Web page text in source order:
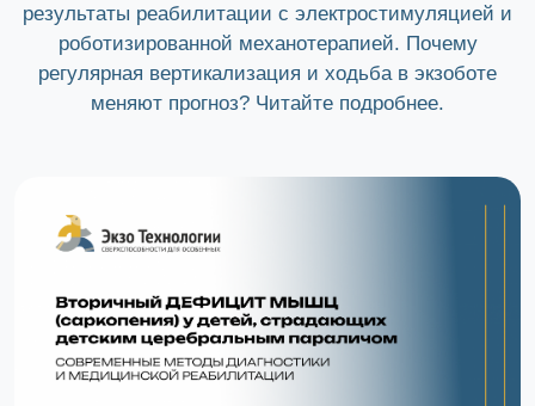
результаты реабилитации с электростимуляцией и
роботизированной механотерапией. Почему
регулярная вертикализация и ходьба в экзоботе
меняют прогноз? Читайте подробнее.